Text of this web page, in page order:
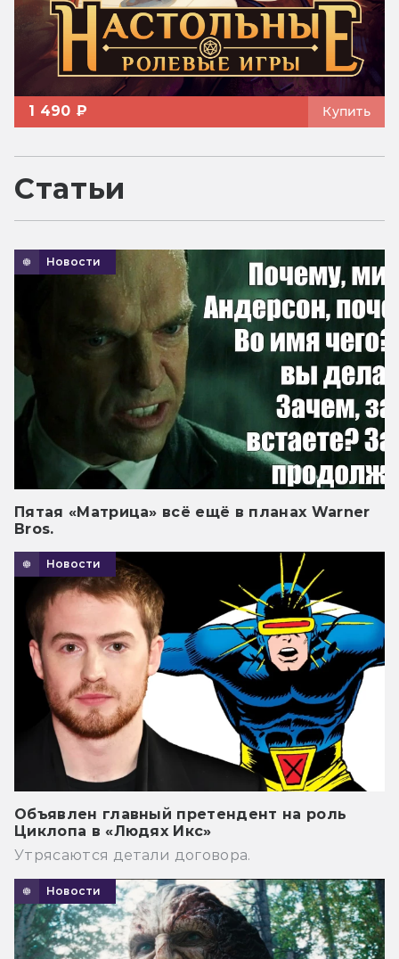
1 490 ₽ Купить
Статьи
Новости
Пятая «Матрица» всё ещё в планах Warner
Bros.
Новости
Объявлен главный претендент на роль
Циклопа в «Людях Икс»
Утрясаются детали договора.
Новости